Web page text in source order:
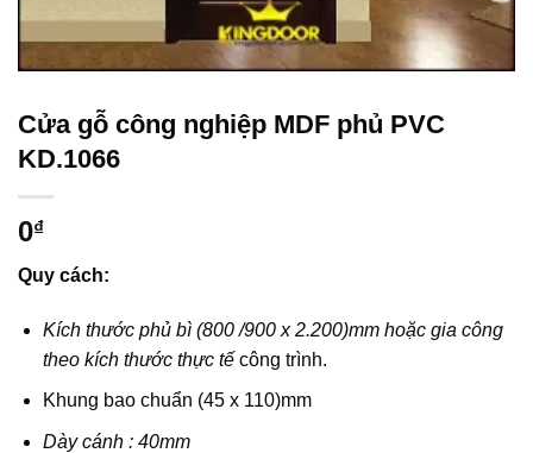
Cửa gỗ công nghiệp MDF phủ PVC
KD.1066
0₫
Quy cách:
Kích thước phủ bì (800 /900 x 2.200)mm hoặc gia công
theo kích thước thực tế công trình.
Khung bao chuẩn (45 x 110)mm
Dày cánh : 40mm